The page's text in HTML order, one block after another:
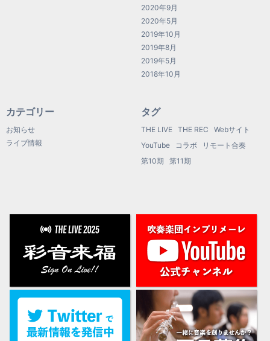
2020年9月
2020年5月
2019年10月
2019年8月
2019年5月
2018年10月
カテゴリー
お知らせ
ライブ情報
タグ
THE LIVE THE REC
Webサイト
YouTube
コラボ
リモート合奏
第10期
第11期